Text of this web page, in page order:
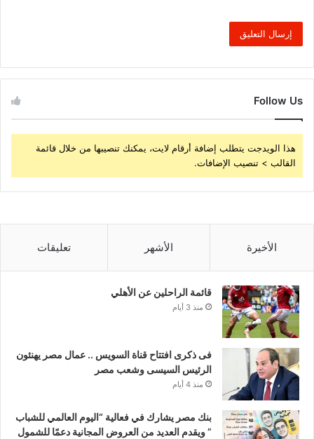
Follow Us
هذا الويدجت يتطلب إضافة أرقام لايت، يمكنك تنصيبها من خلال قائمة
القالب > تنصيب الإضافات.
الأخيرة الأشهر تعليقات
قائمة الراحلين عن الأهلي
منذ 3 أيام
فى ذكرى افتتاح قناة السويس .. عمال مصر يهنئون
الرئيس السيسى وشعب مصر
منذ 4 أيام
بنك مصر يشارك في فعالية “اليوم العالمي للشباب
” ويقدم العديد من العروض المجانية دعمًا للشمول